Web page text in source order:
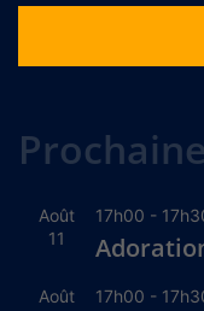
Août
11
17h00 -
Août
17h00 -